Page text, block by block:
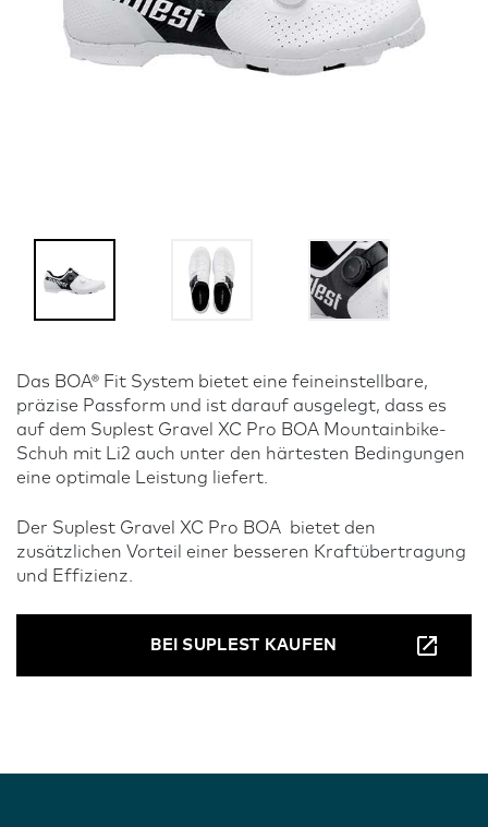
Das BOA® Fit System bietet eine feineinstellbare,
präzise Passform und ist darauf ausgelegt, dass es
auf dem Suplest Gravel XC Pro BOA Mountainbike-
Schuh mit Li2 auch unter den härtesten Bedingungen
eine optimale Leistung liefert.
Der Suplest Gravel XC Pro BOA bietet den
zusätzlichen Vorteil einer besseren Kraftübertragung
und Effizienz.
BEI SUPLEST KAUFEN